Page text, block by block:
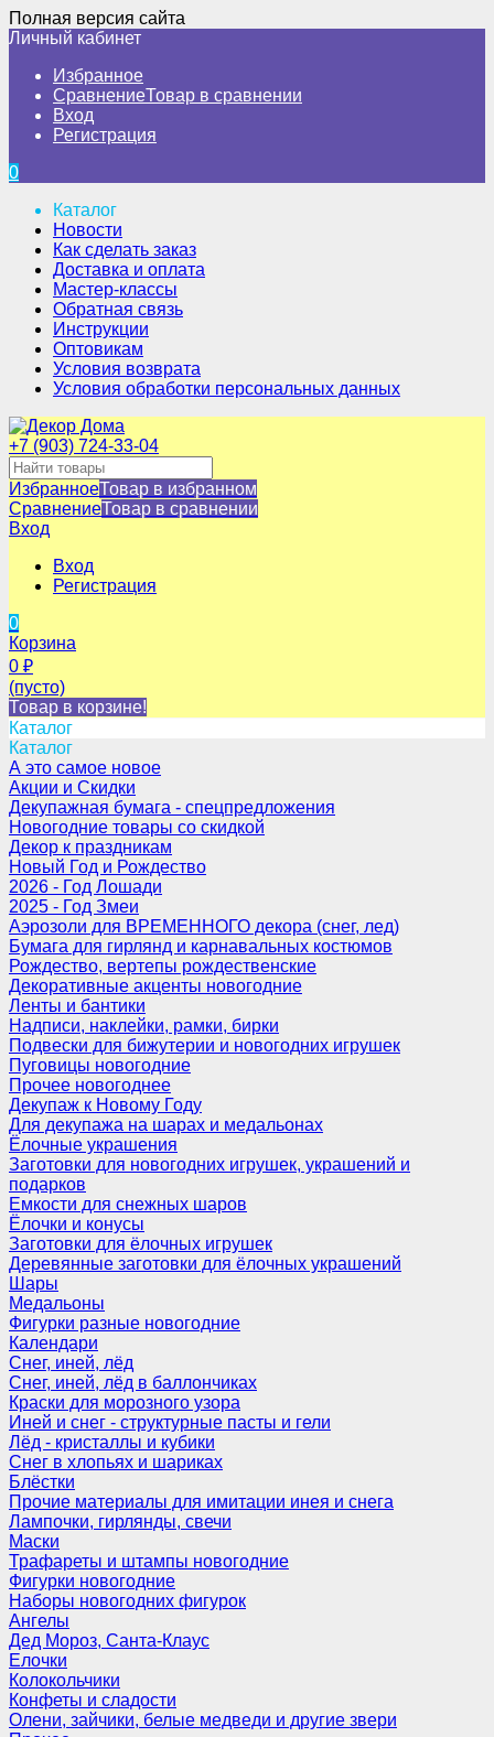
Полная версия сайта
Личный кабинет
Избранное
СравнениеТовар в сравнении
Вход
Регистрация
0
Каталог
Новости
Как сделать заказ
Доставка и оплата
Мастер-классы
Обратная связь
Инструкции
Оптовикам
Условия возврата
Условия обработки персональных данных
+7 (903) 724-33-04
ИзбранноеТовар в избранном
СравнениеТовар в сравнении
Вход
Вход
Регистрация
0
Корзина
0 ₽
(пусто)
Товар в корзине!
Каталог
Каталог
А это самое новое
Акции и Скидки
Декупажная бумага - спецпредложения
Новогодние товары со скидкой
Декор к праздникам
Новый Год и Рождество
2026 - Год Лошади
2025 - Год Змеи
Аэрозоли для ВРЕМЕННОГО декора (снег, лед)
Бумага для гирлянд и карнавальных костюмов
Рождество, вертепы рождественские
Декоративные акценты новогодние
Ленты и бантики
Надписи, наклейки, рамки, бирки
Подвески для бижутерии и новогодних игрушек
Пуговицы новогодние
Прочее новогоднее
Декупаж к Новому Году
Для декупажа на шарах и медальонах
Ёлочные украшения
Заготовки для новогодних игрушек, украшений и
подарков
Емкости для снежных шаров
Ёлочки и конусы
Заготовки для ёлочных игрушек
Деревянные заготовки для ёлочных украшений
Шары
Медальоны
Фигурки разные новогодние
Календари
Снег, иней, лёд
Снег, иней, лёд в баллончиках
Краски для морозного узора
Иней и снег - структурные пасты и гели
Лёд - кристаллы и кубики
Снег в хлопьях и шариках
Блёстки
Прочие материалы для имитации инея и снега
Лампочки, гирлянды, свечи
Маски
Трафареты и штампы новогодние
Фигурки новогодние
Наборы новогодних фигурок
Ангелы
Дед Мороз, Санта-Клаус
Елочки
Колокольчики
Конфеты и сладости
Олени, зайчики, белые медведи и другие звери